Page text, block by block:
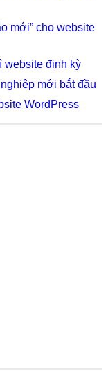
mới” cho website
website định kỳ
mới bắt đầu
WordPress